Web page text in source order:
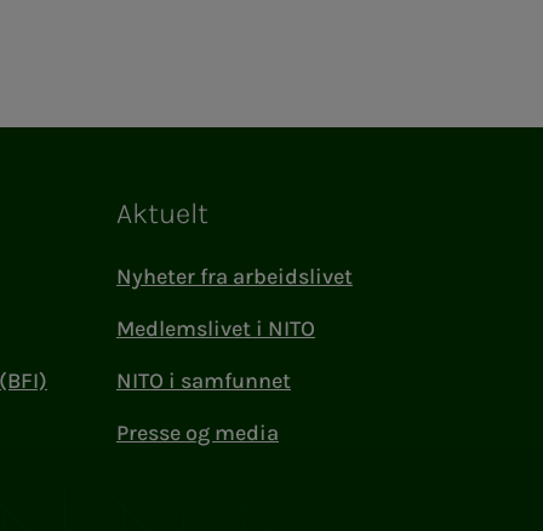
Aktuelt
Nyheter fra arbeidslivet
Medlemslivet i NITO
NITO i samfunnet
Presse og media